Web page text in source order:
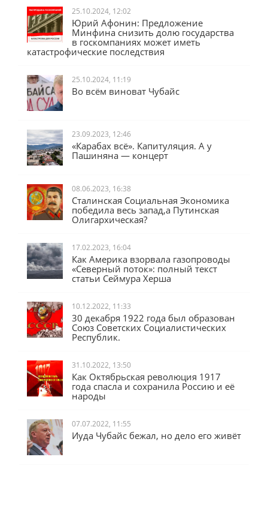
25.10.2024, 12:02
Юрий Афонин: Предложение
Минфина снизить долю государства
в госкомпаниях может иметь
катастрофические последствия
25.10.2024, 11:19
Во всём виноват Чубайс
23.09.2023, 12:46
«Карабах всё». Капитуляция. А у
Пашиняна — концерт
08.06.2023, 16:38
Сталинская Социальная Экономика
победила весь запад,а Путинская
Олигархическая?
17.02.2023, 16:04
Как Америка взорвала газопроводы
«Северный поток»: полный текст
статьи Сеймура Херша
10.12.2022, 11:33
30 декабря 1922 года был образован
Союз Советских Социалистических
Республик.
31.10.2022, 13:50
Как Октябрьская революция 1917
года спасла и сохранила Россию и её
народы
07.07.2022, 11:55
Иуда Чубайс бежал, но дело его живёт